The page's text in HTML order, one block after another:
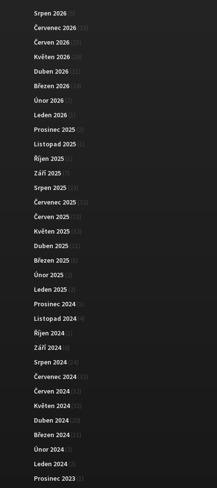
Srpen 2026 (5)
Červenec 2026 (23)
Červen 2026 (25)
Květen 2026 (26)
Duben 2026 (21)
Březen 2026 (24)
Únor 2026 (2)
Leden 2026 (1)
Prosinec 2025 (2)
Listopad 2025 (1)
Říjen 2025 (1)
Září 2025 (7)
Srpen 2025 (23)
Červenec 2025 (32)
Červen 2025 (23)
Květen 2025 (32)
Duben 2025 (21)
Březen 2025 (8)
Únor 2025 (2)
Leden 2025 (2)
Prosinec 2024(1)
Listopad 2024(4)
Říjen 2024(1)
Září 2024(6)
Srpen 2024(24)
Červenec 2024(32)
Červen 2024(32)
Květen 2024(32)
Duben 2024(20)
Březen 2024(11)
Únor 2024(2)
Leden 2024(2)
Prosinec 2023 (1)